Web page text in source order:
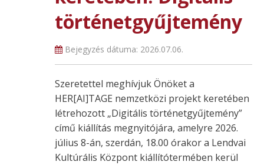
történetgyűjtemény
Bejegyzés dátuma: 2026.07.06.
Szeretettel meghívjuk Önöket a
HER[AI]TAGE nemzetközi projekt keretében
létrehozott „Digitális történetgyűjtemény”
című kiállítás megnyitójára, amelyre 2026.
július 8-án, szerdán, 18.00 órakor a Lendvai
Kultúrális Központ kiállítótermében kerül